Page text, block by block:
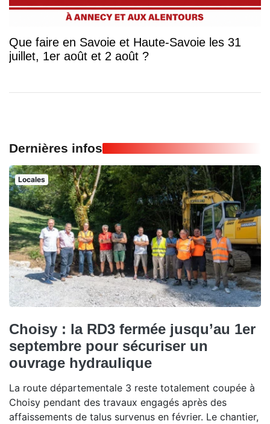
Que faire en Savoie et Haute-Savoie les 31
juillet, 1er août et 2 août ?
Dernières infos
Locales
Choisy : la RD3 fermée jusqu’au 1er
septembre pour sécuriser un
ouvrage hydraulique
La route départementale 3 reste totalement coupée à
Choisy pendant des travaux engagés après des
affaissements de talus survenus en février. Le chantier,